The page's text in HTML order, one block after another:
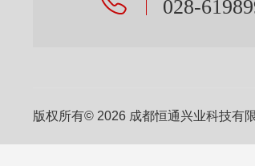
028-
版权所有© 2026 成都恒通兴业科技有